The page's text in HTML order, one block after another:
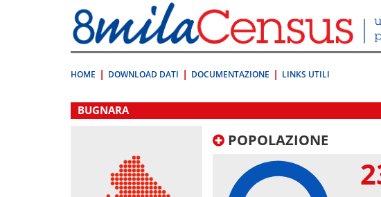
direttamente
a:
Contenuto
HOME DOWNLOAD DATI DOCUMENTAZIONE LINKS UTILI
.
BUGNARA
POPOLAZIONE